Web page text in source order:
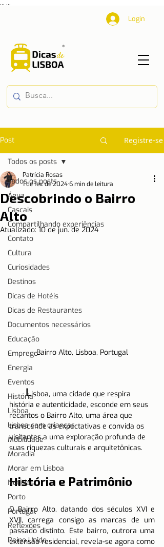
Login
Post Registre-se
Todos os posts
Água
Cascais
Compartilhando experiências
Contato
Cultura
Curiosidades
Destinos
Dicas de Hotéis
Dicas de Restaurantes
Documentos necessários
Educação
Emprego
Energia
Eventos
História
Lisboa
Lisboa com crianças
Mobilidade
Moradia
Morar em Lisboa
Notícias
Porto
Portugal
Reflexões
Reino Unido
Todos os posts
Descobrindo o Bairro
Alto
Patrícia Rosas
1 de fev. de 20246 min de leitura
Atualizado:10 de jun. de 2024
Bairro Alto, Lisboa, Portugal
Lisboa, uma cidade que respira
história e autenticidade, esconde em seus
recantos o Bairro Alto, uma área que
transcende as expectativas e convida os
visitantes a uma exploração profunda de
suas riquezas culturais e arquitetônicas.
História e Patrimônio
O Bairro Alto, datando dos séculos XVI e
XVII, carrega consigo as marcas de um
passado distinto. Este bairro, outrora uma
extensão residencial, revela-se agora como